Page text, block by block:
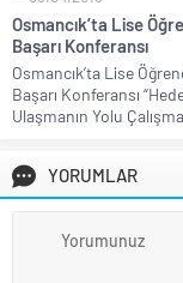
Osmancık’ta Lise
Başarı Konferansı
Osmancık’ta Lise
Başarı Konferansı
Ulaşmanın Yolu
YORUMLAR